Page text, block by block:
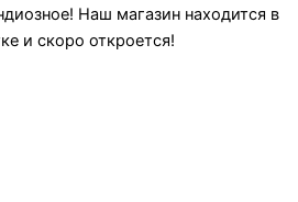
Наш магазин находится в
и скоро откроется!